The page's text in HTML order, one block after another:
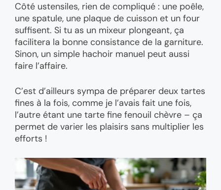
Côté ustensiles, rien de compliqué : une poêle,
une spatule, une plaque de cuisson et un four
suffisent. Si tu as un mixeur plongeant, ça
facilitera la bonne consistance de la garniture.
Sinon, un simple hachoir manuel peut aussi
faire l’affaire.
C’est d’ailleurs sympa de préparer deux tartes
fines à la fois, comme je l’avais fait une fois,
l’autre étant une tarte fine fenouil chèvre – ça
permet de varier les plaisirs sans multiplier les
efforts !